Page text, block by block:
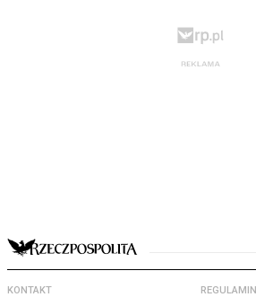
KONTAKT REGULAMIN